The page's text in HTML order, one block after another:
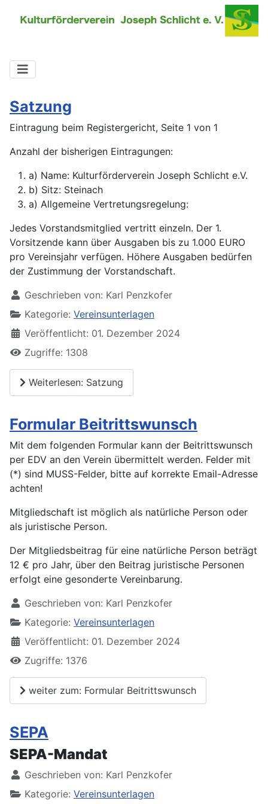
Satzung
Eintragung beim Registergericht, Seite 1 von 1
Anzahl der bisherigen Eintragungen:
a) Name: Kulturförderverein Joseph Schlicht e.V.
b) Sitz: Steinach
a) Allgemeine Vertretungsregelung:
Jedes Vorstandsmitglied vertritt einzeln. Der 1.
Vorsitzende kann über Ausgaben bis zu 1.000 EURO
pro Vereinsjahr verfügen. Höhere Ausgaben bedürfen
der Zustimmung der Vorstandschaft.
Geschrieben von: Karl Penzkofer
Kategorie: Vereinsunterlagen
Veröffentlicht: 01. Dezember 2024
Zugriffe: 1308
Weiterlesen: Satzung
Formular Beitrittswunsch
Mit dem folgenden Formular kann der Beitrittswunsch
per EDV an den Verein übermittelt werden. Felder mit
(*) sind MUSS-Felder, bitte auf korrekte Email-Adresse
achten!
Mitgliedschaft ist möglich als natürliche Person oder
als juristische Person.
Der Mitgliedsbeitrag für eine natürliche Person beträgt
12 € pro Jahr, über den Beitrag juristische Personen
erfolgt eine gesonderte Vereinbarung.
Geschrieben von: Karl Penzkofer
Kategorie: Vereinsunterlagen
Veröffentlicht: 01. Dezember 2024
Zugriffe: 1376
weiter zum: Formular Beitrittswunsch
SEPA
SEPA-Mandat
Geschrieben von: Karl Penzkofer
Kategorie: Vereinsunterlagen